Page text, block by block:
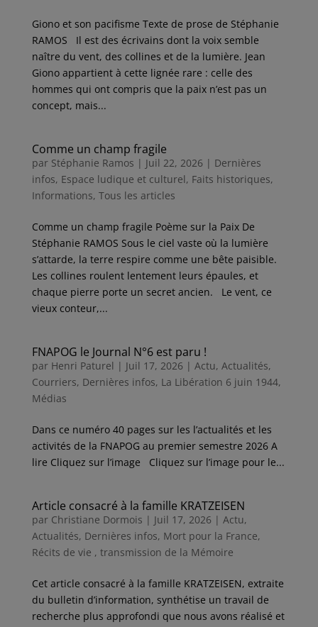
Giono et son pacifisme Texte de prose de Stéphanie
RAMOS Il est des écrivains dont la voix semble
naître du vent, des collines et de la lumière. Jean
Giono appartient à cette lignée rare : celle des
hommes qui ont compris que la paix n’est pas un
concept, mais...
Comme un champ fragile
par Stéphanie Ramos | Juil 22, 2026 | Dernières
infos, Espace ludique et culturel, Faits historiques,
Informations, Tous les articles
Comme un champ fragile Poème sur la Paix De
Stéphanie RAMOS Sous le ciel vaste où la lumière
s’attarde, la terre respire comme une bête paisible.
Les collines roulent lentement leurs épaules, et
chaque pierre porte un secret ancien. Le vent, ce
vieux conteur,...
FNAPOG le Journal N°6 est paru !
par Henri Paturel | Juil 17, 2026 | Actu, Actualités,
Courriers, Dernières infos, La Libération 6 juin 1944,
Médias
Dans ce numéro 40 pages sur les l’actualités et les
activités de la FNAPOG au premier semestre 2026 A
lire Cliquez sur l’image Cliquez sur l’image pour le...
Article consacré à la famille KRATZEISEN
par Christiane Dormois | Juil 17, 2026 | Actu,
Actualités, Dernières infos, Mort pour la France,
Récits de vie , transmission de la Mémoire
Cet article consacré à la famille KRATZEISEN, extraite
du bulletin d’information, synthétise un travail de
recherche plus approfondi que nous avons réalisé et